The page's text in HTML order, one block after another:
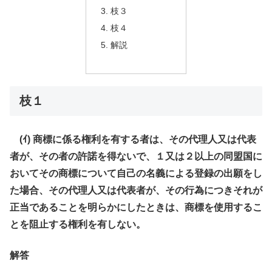
枝３
枝４
解説
枝１
(ｲ) 商標に係る権利を有する者は、その代理人又は代表
者が、その者の許諾を得ないで、１又は２以上の同盟国に
おいてその商標について自己の名義による登録の出願をし
た場合、その代理人又は代表者が、その行為につきそれが
正当であることを明らかにしたときは、商標を使用するこ
とを阻止する権利を有しない。
解答